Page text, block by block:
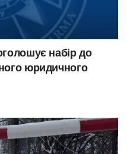
набір до
юридичного